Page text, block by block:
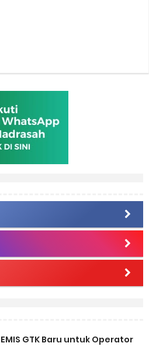
GTK Baru untuk Operator